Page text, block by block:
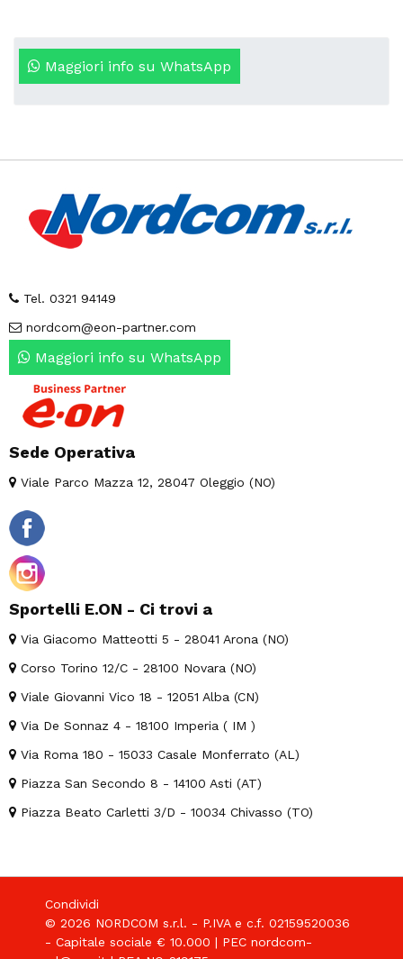
Maggiori info su WhatsApp
Tel. 0321 94149
nordcom@eon-partner.com
Maggiori info su WhatsApp
Sede Operativa
Viale Parco Mazza 12, 28047 Oleggio (NO)
Sportelli E.ON - Ci trovi a
Via Giacomo Matteotti 5 - 28041 Arona (NO)
Corso Torino 12/C - 28100 Novara (NO)
Viale Giovanni Vico 18 - 12051 Alba (CN)
Via De Sonnaz 4 - 18100 Imperia ( IM )
Via Roma 180 - 15033 Casale Monferrato (AL)
Piazza San Secondo 8 - 14100 Asti (AT)
Piazza Beato Carletti 3/D - 10034 Chivasso (TO)
Condividi
© 2026 NORDCOM s.r.l. - P.IVA e c.f. 02159520036
- Capitale sociale € 10.000 | PEC nordcom-